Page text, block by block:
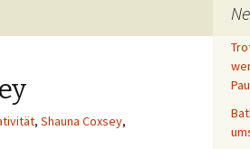
, Shauna Coxsey,